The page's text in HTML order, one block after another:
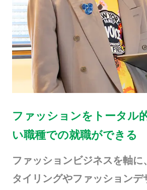
ファッションをトータル
い職種での就職ができる
ファッションビジネスを軸に
タイリングやファッションデ